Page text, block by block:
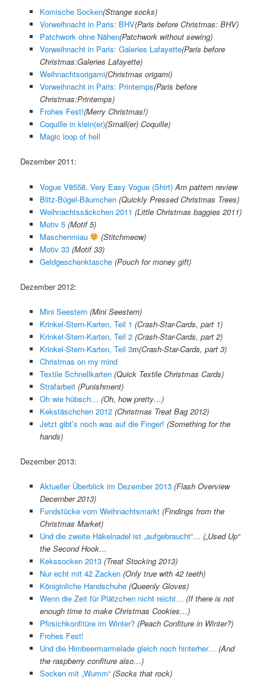
Komische Socken(Strange socks)
Vorweihnacht in Paris: BHV(Paris before Christmas: BHV)
Patchwork ohne Nähen(Patchwork without sewing)
Vorweihnacht in Paris: Galeries Lafayette(Paris before
Christmas:Galeries Lafayette)
Weihnachtsorigami(Christmas origami)
Vorweihnacht in Paris: Printemps(Paris before
Christmas:Printemps)
Frohes Fest!(Merry Christmas!)
Coquille in klein(er)(Small(er) Coquille)
Magic loop of hell
Dezember 2011:
Vogue V8558, Very Easy Vogue (Shirt) Am pattern review
Blitz-Bügel-Bäumchen (Quickly Pressed Christmas Trees)
Weihnachtssäckchen 2011 (Little Christmas baggies 2011)
Motiv 5 (Motif 5)
Maschenmiau
(Stitchmeow)
Motiv 33 (Motif 33)
Geldgeschenktasche (Pouch for money gift)
Dezember 2012:
Mini Seestern (Mini Seestern)
Krinkel-Stern-Karten, Teil 1 (Crash-Star-Cards, part 1)
Krinkel-Stern-Karten, Teil 2 (Crash-Star-Cards, part 2)
Krinkel-Stern-Karten, Teil 3m(Crash-Star-Cards, part 3)
Christmas on my mind
Textile Schnellkarten (Quick Textile Christmas Cards)
Strafarbeit (Punishment)
Oh wie hübsch… (Oh, how pretty…)
Kekstäschchen 2012 (Christmas Treat Bag 2012)
Jetzt gibt’s noch was auf die Finger! (Something for the
hands)
Dezember 2013:
Aktueller Überblick im Dezember 2013 (Flash Overview
December 2013)
Fundstücke vom Weihnachtsmarkt (Findings from the
Christmas Market)
Und die zweite Häkelnadel ist „aufgebraucht“… („Used Up“
the Second Hook…
Kekssocken 2013 (Treat Stocking 2013)
Nur echt mit 42 Zacken (Only true with 42 teeth)
Königinliche Handschuhe (Queenly Gloves)
Wenn die Zeit für Plätzchen nicht reicht… (If there is not
enough time to make Christmas Cookies…)
Pfirsichkonfitüre im Winter? (Peach Confiture in Winter?)
Frohes Fest!
Und die Himbeermarmelade gleich noch hinterher… (And
the raspberry confiture also…)
Socken mit „Wumm“ (Socks that rock)